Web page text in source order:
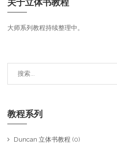
关于立体书教程
大师系列教程持续整理中。
教程系列
Duncan 立体书教程 (0)